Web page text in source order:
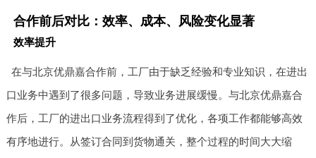
合作前后对比：效率、成本、风险变化显著
效率提升
在与北京优鼎嘉合作前，工厂由于缺乏经验和专业知识，在进出
口业务中遇到了很多问题，导致业务进展缓慢。与北京优鼎嘉合
作后，工厂的进出口业务流程得到了优化，各项工作都能够高效
有序地进行。从签订合同到货物通关，整个过程的时间大大缩